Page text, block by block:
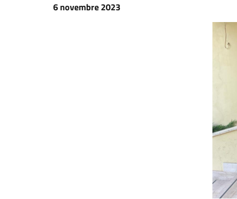
6 novembre 2023